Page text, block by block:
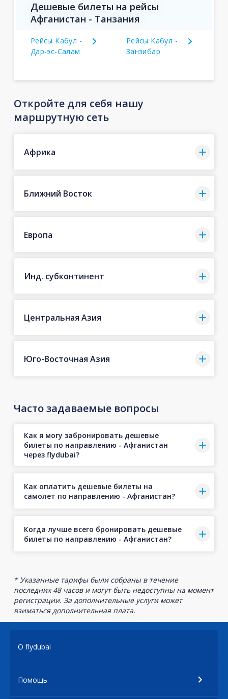
Дешевые билеты на рейсы
Афганистан - Танзания
Рейсы Кабул -
Дар-эс-Салам
Рейсы Кабул -
Занзибар
Откройте для себя нашу
маршрутную сеть
Африка
Ближний Восток
Европа
Инд. субконтинент
Центральная Азия
Юго-Восточная Азия
Часто задаваемые вопросы
Как я могу забронировать дешевые
билеты по направлению - Афганистан
через flydubai?
Как оплатить дешевые билеты на
самолет по направлению - Афганистан?
Когда лучше всего бронировать дешевые
билеты по направлению - Афганистан?
* Указанные тарифы были собраны в течение
последних 48 часов и могут быть недоступны на момент
регистрации. За дополнительные услуги может
взиматься дополнительная плата.
О flydubai
Помощь